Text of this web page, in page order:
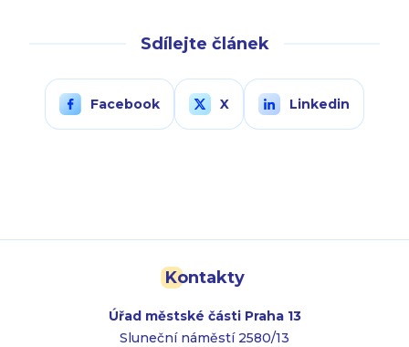
Sdílejte článek
Facebook X Linkedin
Kontakty
Úřad městské části Praha 13
Sluneční náměstí 2580/13